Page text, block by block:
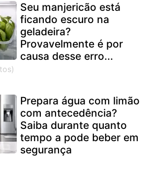
Seu manjericão está
ficando escuro na
geladeira?
Provavelmente é por
causa desse erro...
Prepara água com limão
com antecedência?
Saiba durante quanto
tempo a pode beber em
segurança